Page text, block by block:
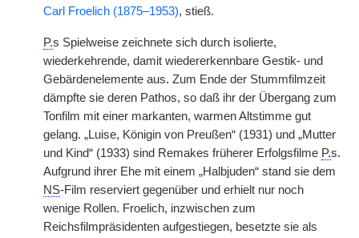
Carl Froelich (1875–1953), stieß.
P.s Spielweise zeichnete sich durch isolierte,
wiederkehrende, damit wiedererkennbare Gestik- und
Gebärdenelemente aus. Zum Ende der Stummfilmzeit
dämpfte sie deren Pathos, so daß ihr der Übergang zum
Tonfilm mit einer markanten, warmen Altstimme gut
gelang. „Luise, Königin von Preußen“ (1931) und „Mutter
und Kind“ (1933) sind Remakes früherer Erfolgsfilme P.s.
Aufgrund ihrer Ehe mit einem „Halbjuden“ stand sie dem
NS-Film reserviert gegenüber und erhielt nur noch
wenige Rollen. Froelich, inzwischen zum
Reichsfilmpräsidenten aufgestiegen, besetzte sie als